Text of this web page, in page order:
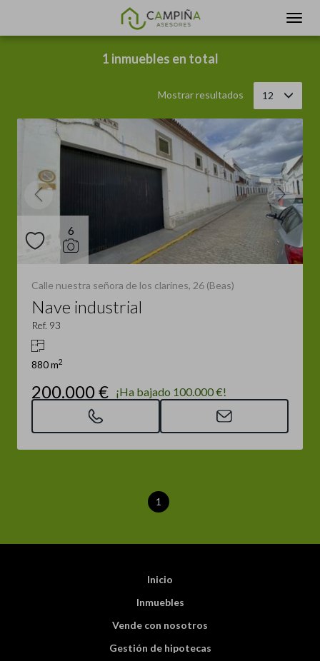
1 inmuebles en total
Mostrar resultados 12
6
Calle nuestra señora de los clarines, 26 (Beas)
Nave industrial
Ref. 93
880 m2
200.000 € ¡Ha bajado 100.000 €!
1
Inicio
Inmuebles
Vende con nosotros
Gestión de hipotecas